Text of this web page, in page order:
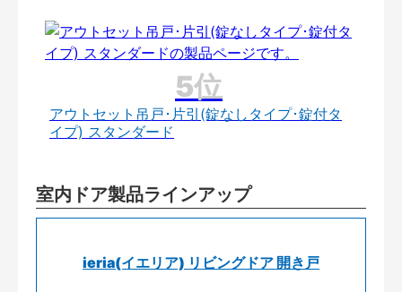
アウトセット吊戸･片引(錠なしタイプ･錠付タ
イプ) スタンダード
室内ドア製品ラインアップ
ieria(イエリア) リビングドア 開き戸